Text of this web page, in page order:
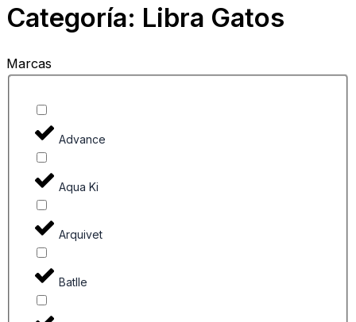
Categoría: Libra Gatos
Marcas
Advance
Aqua Ki
Arquivet
Batlle